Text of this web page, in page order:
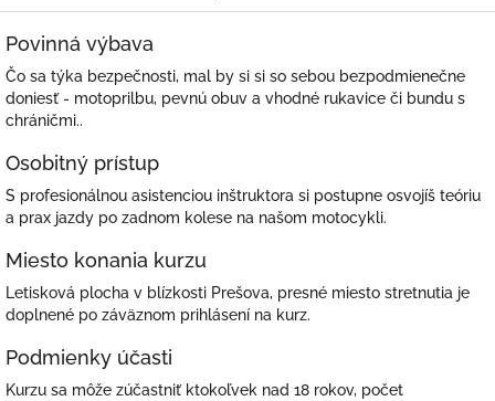
Povinná výbava
Čo sa týka bezpečnosti, mal by si si so sebou bezpodmienečne
doniesť - motoprilbu, pevnú obuv a vhodné rukavice či bundu s
chráničmi..
Osobitný prístup
S profesionálnou asistenciou inštruktora si postupne osvojíš teóriu
a prax jazdy po zadnom kolese na našom motocykli.
Miesto konania kurzu
Letisková plocha v blízkosti Prešova, presné miesto stretnutia je
doplnené po záväznom prihlásení na kurz.
Podmienky účasti
Kurzu sa môže zúčastniť ktokoľvek nad 18 rokov, počet